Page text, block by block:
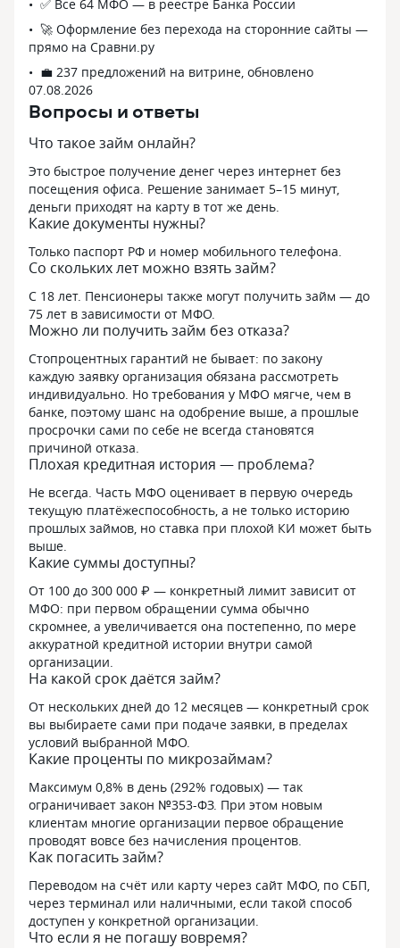
✅ Все 64 МФО — в реестре Банка России
🚀 Оформление без перехода на сторонние сайты —
прямо на Сравни.ру
💼 237 предложений на витрине, обновлено
07.08.2026
Вопросы и ответы
Что такое займ онлайн?
Это быстрое получение денег через интернет без
посещения офиса. Решение занимает 5–15 минут,
деньги приходят на карту в тот же день.
Какие документы нужны?
Только паспорт РФ и номер мобильного телефона.
Со скольких лет можно взять займ?
С 18 лет. Пенсионеры также могут получить займ — до
75 лет в зависимости от МФО.
Можно ли получить займ без отказа?
Стопроцентных гарантий не бывает: по закону
каждую заявку организация обязана рассмотреть
индивидуально. Но требования у МФО мягче, чем в
банке, поэтому шанс на одобрение выше, а прошлые
просрочки сами по себе не всегда становятся
причиной отказа.
Плохая кредитная история — проблема?
Не всегда. Часть МФО оценивает в первую очередь
текущую платёжеспособность, а не только историю
прошлых займов, но ставка при плохой КИ может быть
выше.
Какие суммы доступны?
От 100 до 300 000 ₽ — конкретный лимит зависит от
МФО: при первом обращении сумма обычно
скромнее, а увеличивается она постепенно, по мере
аккуратной кредитной истории внутри самой
организации.
На какой срок даётся займ?
От нескольких дней до 12 месяцев — конкретный срок
вы выбираете сами при подаче заявки, в пределах
условий выбранной МФО.
Какие проценты по микрозаймам?
Максимум 0,8% в день (292% годовых) — так
ограничивает закон №353-ФЗ. При этом новым
клиентам многие организации первое обращение
проводят вовсе без начисления процентов.
Как погасить займ?
Переводом на счёт или карту через сайт МФО, по СБП,
через терминал или наличными, если такой способ
доступен у конкретной организации.
Что если я не погашу вовремя?